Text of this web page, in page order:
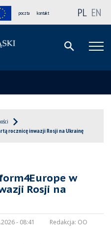
poczta kontakt PL EN
rocznicę inwazji Rosji na Ukrainę
w
Rosji na
- 08:41 Redakcja: OO